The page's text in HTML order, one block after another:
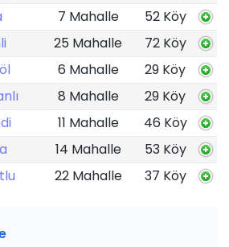
7 Mahalle
52 Köy
25 Mahalle
72 Köy
6 Mahalle
29 Köy
8 Mahalle
29 Köy
11 Mahalle
46 Köy
14 Mahalle
53 Köy
22 Mahalle 37 Köy